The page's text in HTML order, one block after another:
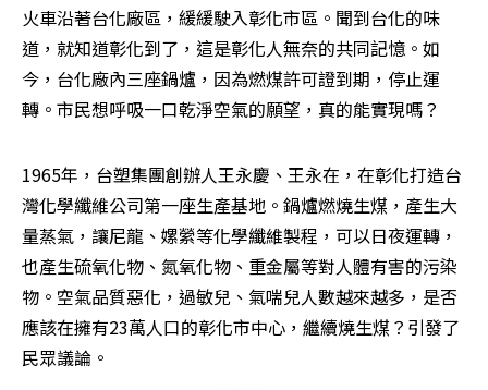
火車沿著台化廠區，緩緩駛入彰化市區。聞到台化的味
道，就知道彰化到了，這是彰化人無奈的共同記憶。如
今，台化廠內三座鍋爐，因為燃煤許可證到期，停止運
轉。市民想呼吸一口乾淨空氣的願望，真的能實現嗎？
1965年，台塑集團創辦人王永慶、王永在，在彰化打造台
灣化學纖維公司第一座生產基地。鍋爐燃燒生煤，產生大
量蒸氣，讓尼龍、嫘縈等化學纖維製程，可以日夜運轉，
也產生硫氧化物、氮氧化物、重金屬等對人體有害的污染
物。空氣品質惡化，過敏兒、氣喘兒人數越來越多，是否
應該在擁有23萬人口的彰化市中心，繼續燒生煤？引發了
民眾議論。